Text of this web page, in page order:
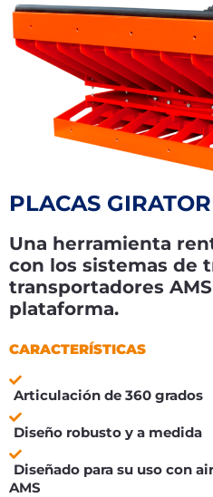
PLACAS
Una herramienta
con los sistemas de
transportadores
plataforma.
CARACTERÍSTICAS
Articulación de 360 grados
Diseño robusto y a medida
Diseñado para su uso con
AMS